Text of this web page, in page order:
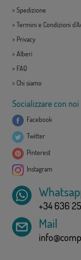
> Spedizione
> Termini e Condizioni
> Privacy
> Alberi
> FAQ
> Chi siamo
Socializzare con noi
Facebook
Twitter
Pinterest
Instagram
+34 636
Mail